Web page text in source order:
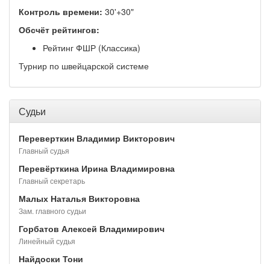
Контроль времени: 30'+30"
Обсчёт рейтингов:
Рейтинг ФШР (Классика)
Турнир по швейцарской системе
Судьи
Переверткин Владимир Викторович
Главный судья
Перевёрткина Ирина Владимировна
Главный секретарь
Малых Наталья Викторовна
Зам. главного судьи
Горбатов Алексей Владимирович
Линейный судья
Найдоски Тони